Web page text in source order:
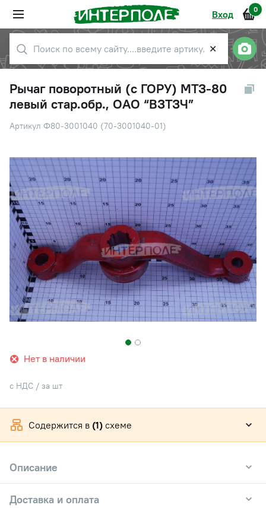
Вход 0
✕
Рычаг поворотный (с ГОРУ) МТЗ-80
левый стар.обр., ОАО “ВЗТЗЧ”
Артикул Ф80-3001040 (70-3001040-01)
Нет в наличии
с НДС / за шт
Содержится в (1) схеме
Описание
Доставка и оплата